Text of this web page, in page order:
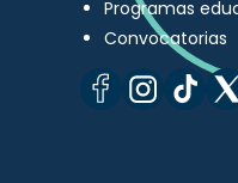
Programas
Convocatorias